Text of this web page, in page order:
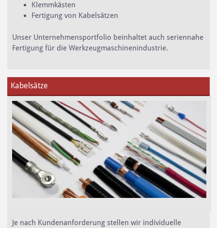
Klemmkästen
Fertigung von Kabelsätzen
Unser Unternehmensportfolio beinhaltet auch seriennahe
Fertigung für die Werkzeugmaschinenindustrie.
Kabelsätze
​Je nach Kundenanforderung stellen wir individuelle